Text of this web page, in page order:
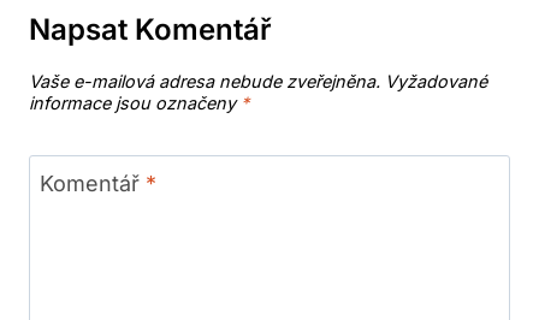
Napsat Komentář
Vaše e-mailová adresa nebude zveřejněna. Vyžadované
informace jsou označeny *
Komentář *